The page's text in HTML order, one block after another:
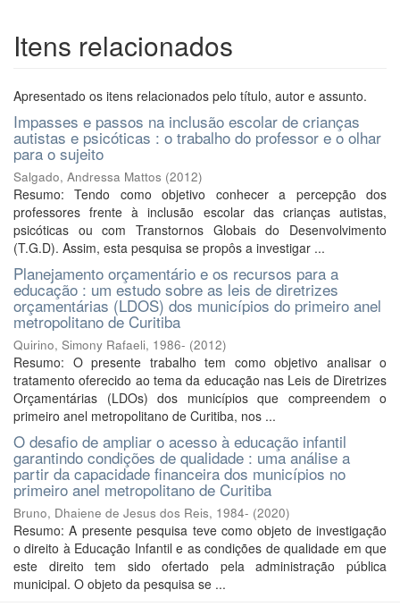
Itens relacionados
Apresentado os itens relacionados pelo título, autor e assunto.
Impasses e passos na inclusão escolar de crianças
autistas e psicóticas : o trabalho do professor e o olhar
para o sujeito
Salgado, Andressa Mattos (2012)
Resumo: Tendo como objetivo conhecer a percepção dos
professores frente à inclusão escolar das crianças autistas,
psicóticas ou com Transtornos Globais do Desenvolvimento
(T.G.D). Assim, esta pesquisa se propôs a investigar ...
Planejamento orçamentário e os recursos para a
educação : um estudo sobre as leis de diretrizes
orçamentárias (LDOS) dos municípios do primeiro anel
metropolitano de Curitiba
Quirino, Simony Rafaeli, 1986- (2012)
Resumo: O presente trabalho tem como objetivo analisar o
tratamento oferecido ao tema da educação nas Leis de Diretrizes
Orçamentárias (LDOs) dos municípios que compreendem o
primeiro anel metropolitano de Curitiba, nos ...
O desafio de ampliar o acesso à educação infantil
garantindo condições de qualidade : uma análise a
partir da capacidade financeira dos municípios no
primeiro anel metropolitano de Curitiba
Bruno, Dhaiene de Jesus dos Reis, 1984- (2020)
Resumo: A presente pesquisa teve como objeto de investigação
o direito à Educação Infantil e as condições de qualidade em que
este direito tem sido ofertado pela administração pública
municipal. O objeto da pesquisa se ...